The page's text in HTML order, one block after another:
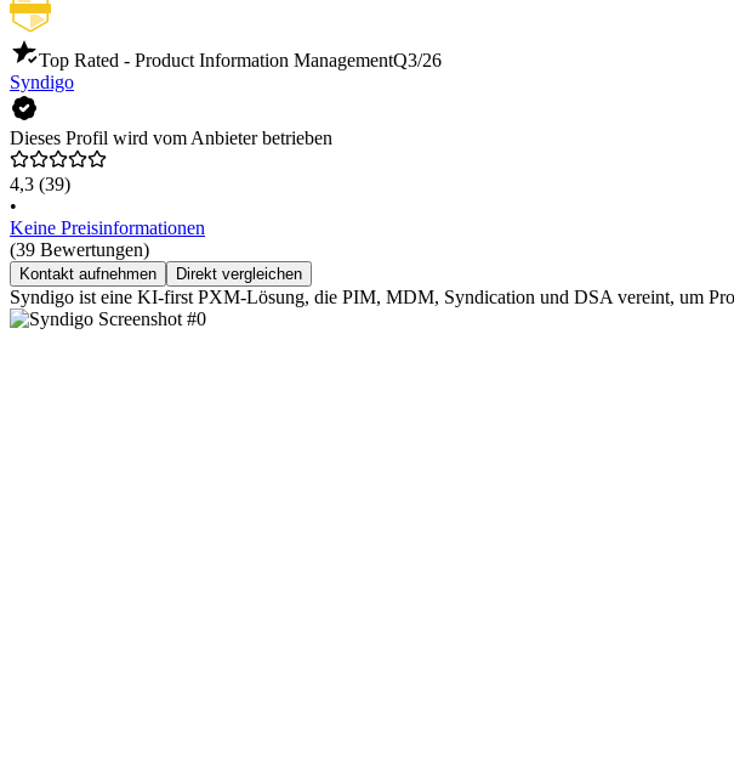
Top Rated - Product Information ManagementQ3/26
Syndigo
Dieses Profil wird vom Anbieter betrieben
4,3 (39)
•
Keine Preisinformationen
(39 Bewertungen)
Kontakt aufnehmen Direkt vergleichen
Syndigo ist eine KI-first PXM-Lösung, die PIM, MDM, Syndication und DSA vereint, um